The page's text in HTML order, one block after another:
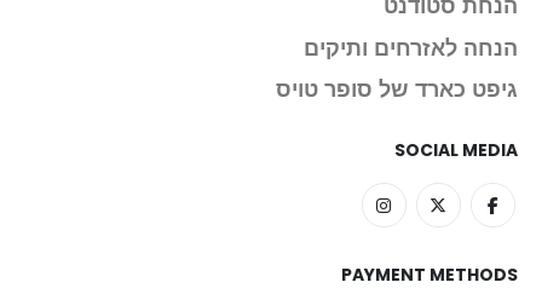
הנחת סטודנט
הנחה לאזרחים ותיקים
גיפט כארד של סופר טויס
SOCIAL MEDIA
PAYMENT METHODS